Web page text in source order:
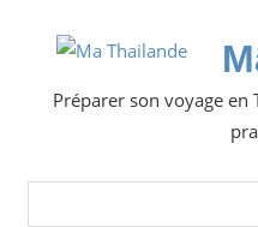
Préparer son voyage en